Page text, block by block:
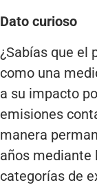
Dato curioso
¿Sabías que el
como una
a su impacto
emisiones
manera
años mediante
categorías de